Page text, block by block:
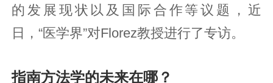
的发展现状以及国际合作等议题，近
日，“医学界”对Florez教授进行了专访。
指南方法学的未来在哪？